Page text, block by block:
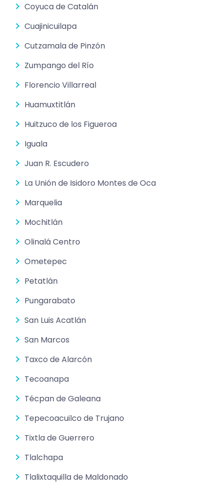
Coyuca de Catalán
Cuajinicuilapa
Cutzamala de Pinzón
Zumpango del Río
Florencio Villarreal
Huamuxtitlán
Huitzuco de los Figueroa
Iguala
Juan R. Escudero
La Unión de Isidoro Montes de Oca
Marquelia
Mochitlán
Olinalá Centro
Ometepec
Petatlán
Pungarabato
San Luis Acatlán
San Marcos
Taxco de Alarcón
Tecoanapa
Técpan de Galeana
Tepecoacuilco de Trujano
Tixtla de Guerrero
Tlalchapa
Tlalixtaquilla de Maldonado